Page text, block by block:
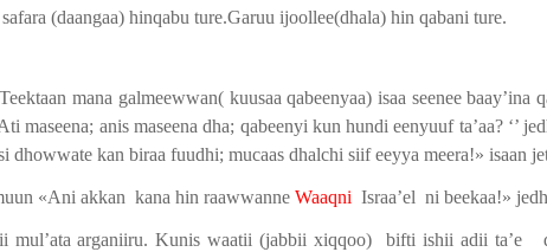
(daangaa) hinqabu ture.Garuu ijoollee(dhala) hin qabani ture.
mana galmeewwan( kuusaa qabeenyaa) isaa seenee baay’ina
maseena; anis maseena dha; qabeenyi kun hundi eenyuuf ta’aa? ‘’
dhowwate kan biraa fuudhi; mucaas dhalchi siif eeyya meera!» isaan
«Ani akkan kana hin raawwanne Waaqni Israa’el ni beekaa!»
mul’ata arganiiru. Kunis waatii (jabbii xiqqoo) bifti ishii adii ta’e